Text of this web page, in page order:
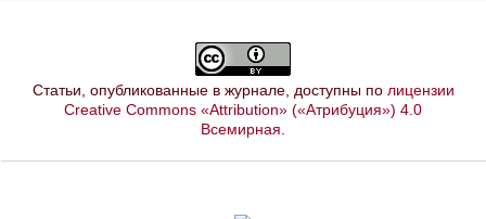
Статьи, опубликованные в журнале, доступны по лицензии
Creative Commons «Attribution» («Атрибуция») 4.0
Всемирная